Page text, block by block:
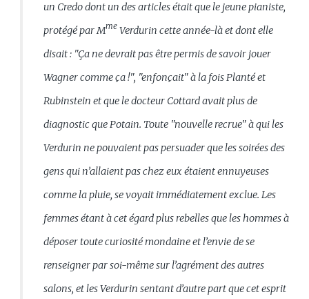
un Credo dont un des articles était que le jeune pianiste,
protégé par Mme Verdurin cette année-là et dont elle
disait : "Ça ne devrait pas être permis de savoir jouer
Wagner comme ça !", "enfonçait" à la fois Planté et
Rubinstein et que le docteur Cottard avait plus de
diagnostic que Potain. Toute "nouvelle recrue" à qui les
Verdurin ne pouvaient pas persuader que les soirées des
gens qui n’allaient pas chez eux étaient ennuyeuses
comme la pluie, se voyait immédiatement exclue. Les
femmes étant à cet égard plus rebelles que les hommes à
déposer toute curiosité mondaine et l’envie de se
renseigner par soi-même sur l’agrément des autres
salons, et les Verdurin sentant d’autre part que cet esprit